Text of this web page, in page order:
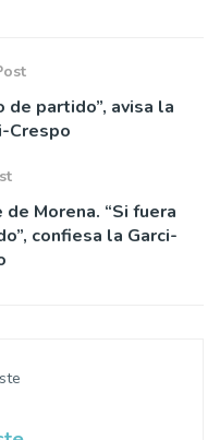
de partido”, avisa la
Crespo
Morena. “Si fuera
confiesa la Garci-